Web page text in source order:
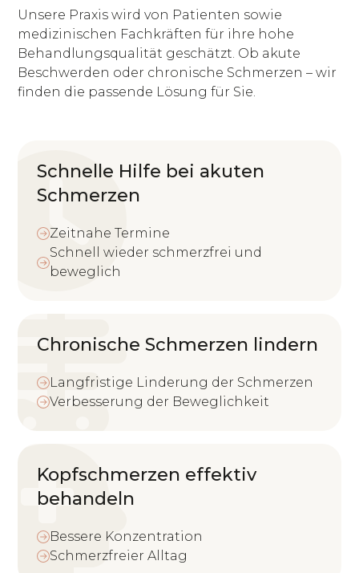
Unsere Praxis wird von Patienten sowie
medizinischen Fachkräften für ihre hohe
Behandlungsqualität geschätzt. Ob akute
Beschwerden oder chronische Schmerzen – wir
finden die passende Lösung für Sie.
Schnelle Hilfe bei akuten
Schmerzen
Zeitnahe Termine
Schnell wieder schmerzfrei und
beweglich
Chronische Schmerzen lindern
Langfristige Linderung der Schmerzen
Verbesserung der Beweglichkeit
Kopfschmerzen effektiv
behandeln
Bessere Konzentration
Schmerzfreier Alltag